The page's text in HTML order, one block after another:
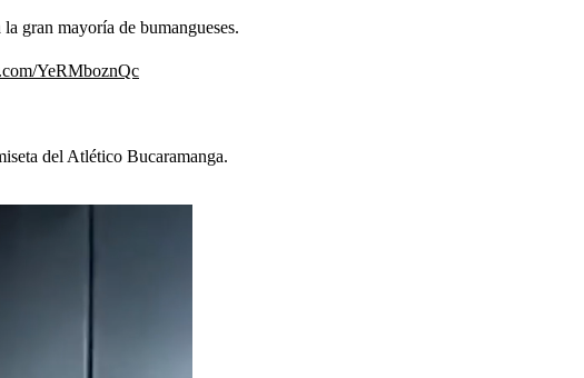
gran mayoría de bumangueses.
YeRMboznQc
del Atlético Bucaramanga.